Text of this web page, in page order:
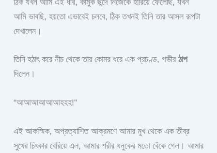
আমি ভাবছি, হয়তো এভাবেই চলবে, ঠিক তখনই তিনি তার আসল রূপটা
দেখালেন।
তিনি হঠাৎ করে নীচ থেকে তার কোমর ধরে এক প্রচণ্ড, গভীর ঠাপ
দিলেন।
“আআআআআআহহহ!”
এই আকস্মিক, অপ্রত্যাশিত আক্রমণে আমার মুখ থেকে এক তীব্র
সুখের চিৎকার বেরিয়ে এল, আমার শরীর ধনুকের মতো বেঁকে গেল। আমার